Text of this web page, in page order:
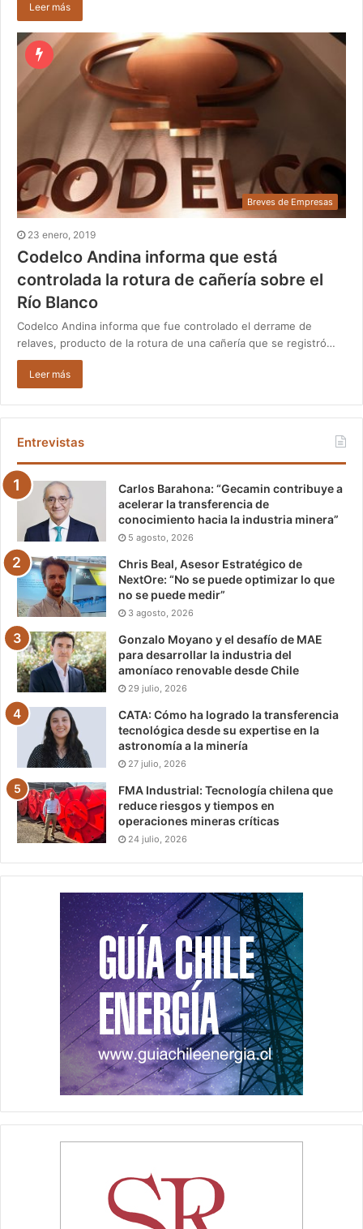
Leer más
Breves de Empresas
23 enero, 2019
Codelco Andina informa que está
controlada la rotura de cañería sobre el
Río Blanco
Codelco Andina informa que fue controlado el derrame de
relaves, producto de la rotura de una cañería que se registró…
Leer más
Entrevistas
Carlos Barahona: “Gecamin contribuye a
acelerar la transferencia de
conocimiento hacia la industria minera”
5 agosto, 2026
Chris Beal, Asesor Estratégico de
NextOre: “No se puede optimizar lo que
no se puede medir”
3 agosto, 2026
Gonzalo Moyano y el desafío de MAE
para desarrollar la industria del
amoníaco renovable desde Chile
29 julio, 2026
CATA: Cómo ha logrado la transferencia
tecnológica desde su expertise en la
astronomía a la minería
27 julio, 2026
FMA Industrial: Tecnología chilena que
reduce riesgos y tiempos en
operaciones mineras críticas
24 julio, 2026